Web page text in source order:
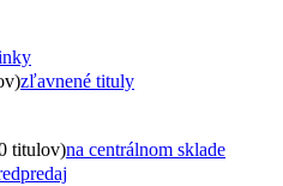
zľavnené tituly
titulov)na centrálnom sklade